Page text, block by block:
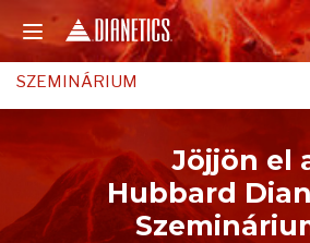
SZEMINÁRIUM
Jöjjön el
Hubbard